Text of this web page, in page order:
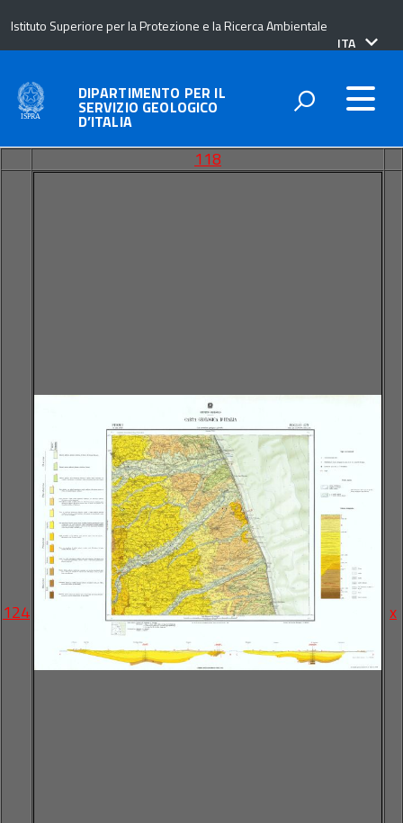
Istituto Superiore per la Protezione e la Ricerca Ambientale
lingua
ITA
DIPARTIMENTO PER IL
SERVIZIO GEOLOGICO
D’ITALIA
118
124 x